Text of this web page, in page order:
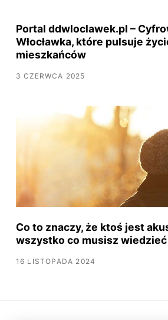
Portal ddwloclawek.pl –
Włocławka, które pulsuje
mieszkańców
3 CZERWCA 2025
Co to znaczy, że ktoś jest
wszystko co musisz wiedzieć
16 LISTOPADA 2024